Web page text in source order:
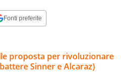
Fonti preferite
proposta per rivoluzionare
Sinner e Alcaraz)